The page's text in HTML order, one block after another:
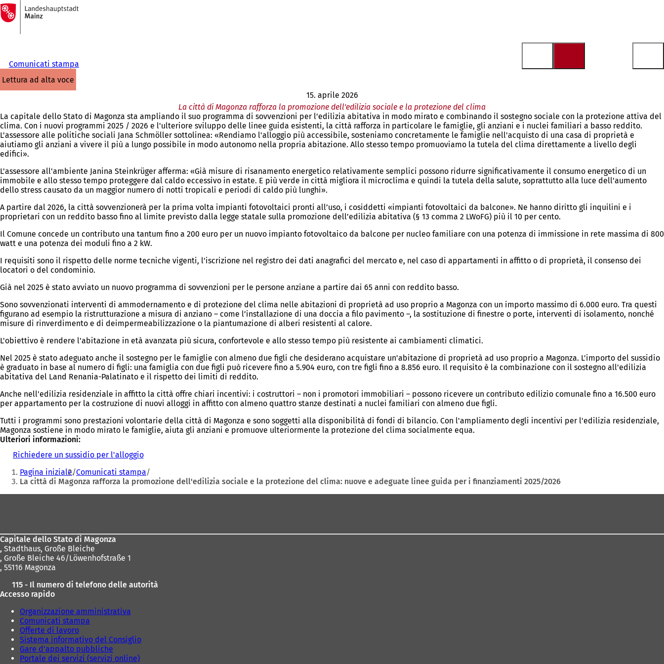
Vai al contenuto
Alla
pagina
iniziale
Comunicati stampa
lettura ad alta voce
15. aprile 2026
La città di Magonza rafforza la promozione dell'edilizia sociale e la protezione del clima
La capitale dello Stato di Magonza sta ampliando il suo programma di sovvenzioni per l'edilizia abitativa in modo mirato e combinando il sostegno sociale con la protezione attiva del
clima. Con i nuovi programmi 2025 / 2026 e l'ulteriore sviluppo delle linee guida esistenti, la città rafforza in particolare le famiglie, gli anziani e i nuclei familiari a basso reddito.
L'assessore alle politiche sociali Jana Schmöller sottolinea: «Rendiamo l'alloggio più accessibile, sosteniamo concretamente le famiglie nell'acquisto di una casa di proprietà e
aiutiamo gli anziani a vivere il più a lungo possibile in modo autonomo nella propria abitazione. Allo stesso tempo promuoviamo la tutela del clima direttamente a livello degli
edifici».
L'assessore all'ambiente Janina Steinkrüger afferma: «Già misure di risanamento energetico relativamente semplici possono ridurre significativamente il consumo energetico di un
immobile e allo stesso tempo proteggere dal caldo eccessivo in estate. E più verde in città migliora il microclima e quindi la tutela della salute, soprattutto alla luce dell'aumento
dello stress causato da un maggior numero di notti tropicali e periodi di caldo più lunghi».
A partire dal 2026, la città sovvenzionerà per la prima volta impianti fotovoltaici pronti all’uso, i cosiddetti «impianti fotovoltaici da balcone». Ne hanno diritto gli inquilini e i
proprietari con un reddito basso fino al limite previsto dalla legge statale sulla promozione dell’edilizia abitativa (§ 13 comma 2 LWoFG) più il 10 per cento.
Il Comune concede un contributo una tantum fino a 200 euro per un nuovo impianto fotovoltaico da balcone per nucleo familiare con una potenza di immissione in rete massima di 800
watt e una potenza dei moduli fino a 2 kW.
I requisiti sono il rispetto delle norme tecniche vigenti, l'iscrizione nel registro dei dati anagrafici del mercato e, nel caso di appartamenti in affitto o di proprietà, il consenso dei
locatori o del condominio.
Già nel 2025 è stato avviato un nuovo programma di sovvenzioni per le persone anziane a partire dai 65 anni con reddito basso.
Sono sovvenzionati interventi di ammodernamento e di protezione del clima nelle abitazioni di proprietà ad uso proprio a Magonza con un importo massimo di 6.000 euro. Tra questi
figurano ad esempio la ristrutturazione a misura di anziano – come l’installazione di una doccia a filo pavimento –, la sostituzione di finestre o porte, interventi di isolamento, nonché
misure di rinverdimento e di deimpermeabilizzazione o la piantumazione di alberi resistenti al calore.
L'obiettivo è rendere l'abitazione in età avanzata più sicura, confortevole e allo stesso tempo più resistente ai cambiamenti climatici.
Nel 2025 è stato adeguato anche il sostegno per le famiglie con almeno due figli che desiderano acquistare un'abitazione di proprietà ad uso proprio a Magonza. L'importo del sussidio
è graduato in base al numero di figli: una famiglia con due figli può ricevere fino a 5.904 euro, con tre figli fino a 8.856 euro. Il requisito è la combinazione con il sostegno all'edilizia
abitativa del Land Renania-Palatinato e il rispetto dei limiti di reddito.
Anche nell'edilizia residenziale in affitto la città offre chiari incentivi: i costruttori – non i promotori immobiliari – possono ricevere un contributo edilizio comunale fino a 16.500 euro
per appartamento per la costruzione di nuovi alloggi in affitto con almeno quattro stanze destinati a nuclei familiari con almeno due figli.
Tutti i programmi sono prestazioni volontarie della città di Magonza e sono soggetti alla disponibilità di fondi di bilancio. Con l'ampliamento degli incentivi per l'edilizia residenziale,
Magonza sostiene in modo mirato le famiglie, aiuta gli anziani e promuove ulteriormente la protezione del clima socialmente equa.
Ulteriori informazioni:
Richiedere un sussidio per l'alloggio(
i
a
p
o
Siete
qui:
Pagina iniziale Comunicati stampa
La città di Magonza rafforza la promozione dell'edilizia sociale e la protezione del clima: nuove e adeguate linee guida per i finanziamenti 2025/2026
Capitale dello Stato di Magonza
, Stadthaus, Große Bleiche
, Große Bleiche 46/Löwenhofstraße 1
, 55116 Magonza
115 - Il numero di telefono delle autorità
Accesso rapido
Organizzazione amministrativa
Comunicati stampa
Offerte di lavoro
Sistema informativo del Consiglio
Gare d'appalto pubbliche
Portale dei servizi (servizi online)